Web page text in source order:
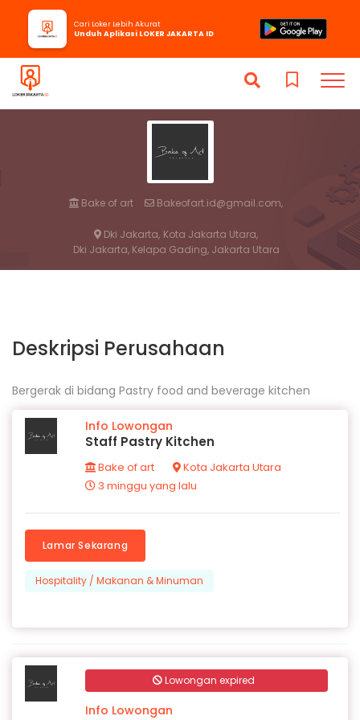
Bake of art Bakeofart.id@gmail.com,
Dki Jakarta, Kota Jakarta Utara,
Dki Jakarta, Kelapa Gading, Jakarta Utara
Cari Loker Lebih Akurat
Unduh Aplikasi LOKER JAKARTA ID
Deskripsi Perusahaan
Bergerak di bidang Pastry food and beverage kitchen
Info Lowongan
Staff Pastry Kitchen
Bake of art
Kota Jakarta Utara
3 minggu yang lalu
Lamar Sekarang
Hospitality / Makanan & Minuman
Lowongan expired
Info Lowongan